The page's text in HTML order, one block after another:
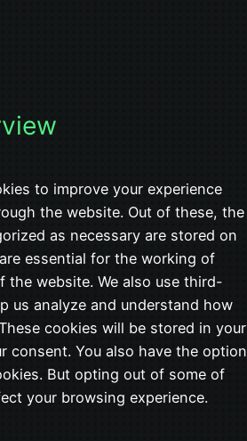
to improve your experience
the website. Out of these, the
as necessary are stored on
essential for the working of
the website. We also use third-
us analyze and understand how
cookies will be stored in your
consent. You also have the option
But opting out of some of
your browsing experience.